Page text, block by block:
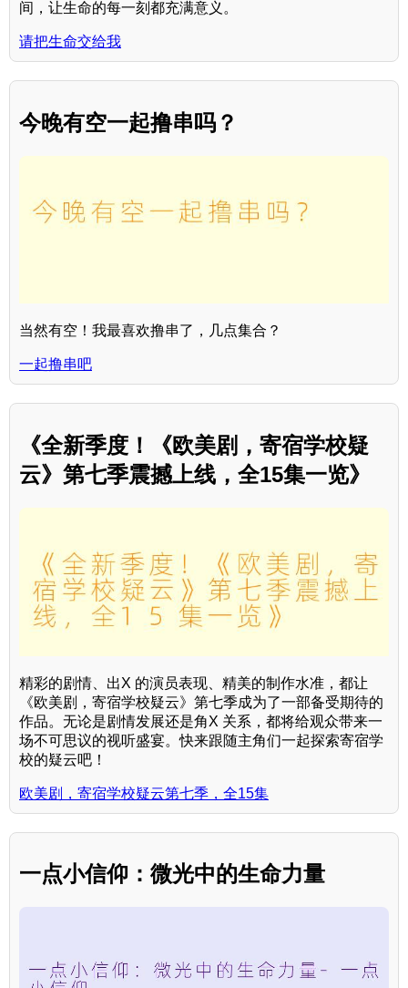
间，让生命的每一刻都充满意义。
请把生命交给我
今晚有空一起撸串吗？
当然有空！我最喜欢撸串了，几点集合？
一起撸串吧
《全新季度！《欧美剧，寄宿学校疑
云》第七季震撼上线，全15集一览》
精彩的剧情、出X 的演员表现、精美的制作水准，都让
《欧美剧，寄宿学校疑云》第七季成为了一部备受期待的
作品。无论是剧情发展还是角X 关系，都将给观众带来一
场不可思议的视听盛宴。快来跟随主角们一起探索寄宿学
校的疑云吧！
欧美剧，寄宿学校疑云第七季，全15集
一点小信仰：微光中的生命力量